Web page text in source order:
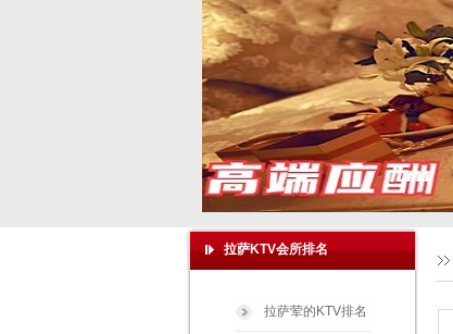
拉萨KTV会所排名
拉萨荤的KTV排名